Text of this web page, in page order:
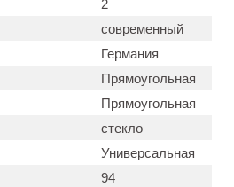
2
современный
Германия
Прямоугольная
Прямоугольная
стекло
Универсальная
94